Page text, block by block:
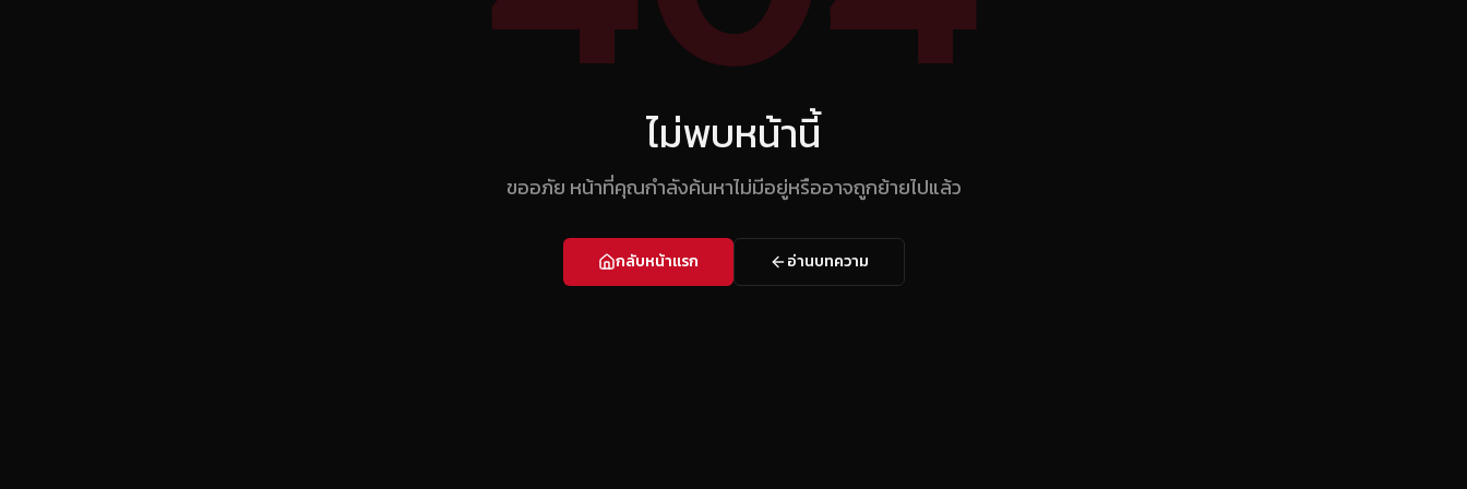
ไม่พบหน้านี้
ขออภัย หน้าที่คุณกำลังค้นหาไม่มีอยู่หรืออาจถูกย้ายไปแล้ว
กลับหน้าแรก อ่านบทความ